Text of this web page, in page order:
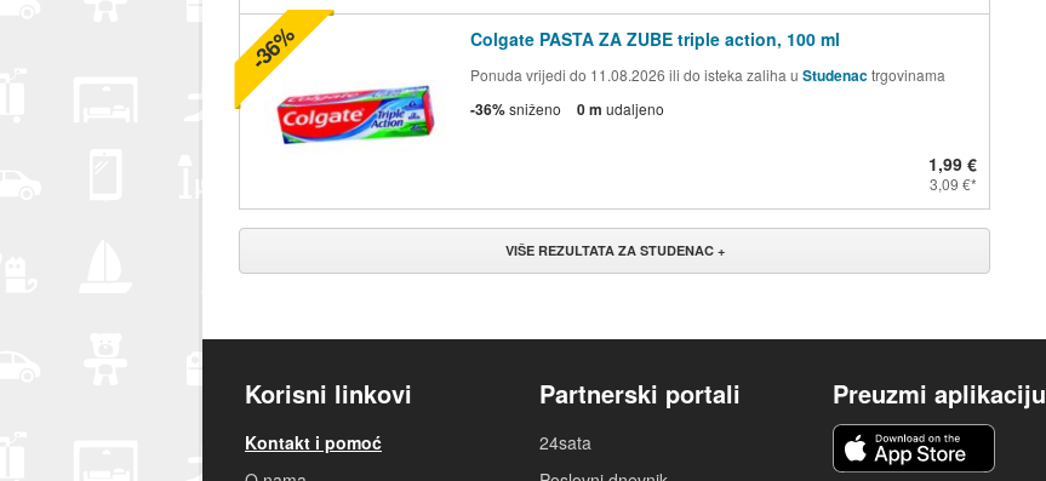
Colgate PASTA ZA ZUBE triple action, 100 ml
Ponuda vrijedi do 11.08.2026 ili do isteka zaliha u Studenactrgovinama
-36%sniženo 0 m udaljeno
1,99 €
3,09 €
-36%
VIŠE REZULTATA ZA STUDENAC +
Korisni linkovi
Kontakt i pomoć
Partnerski portali
24sata
Preuzmi aplikaciju